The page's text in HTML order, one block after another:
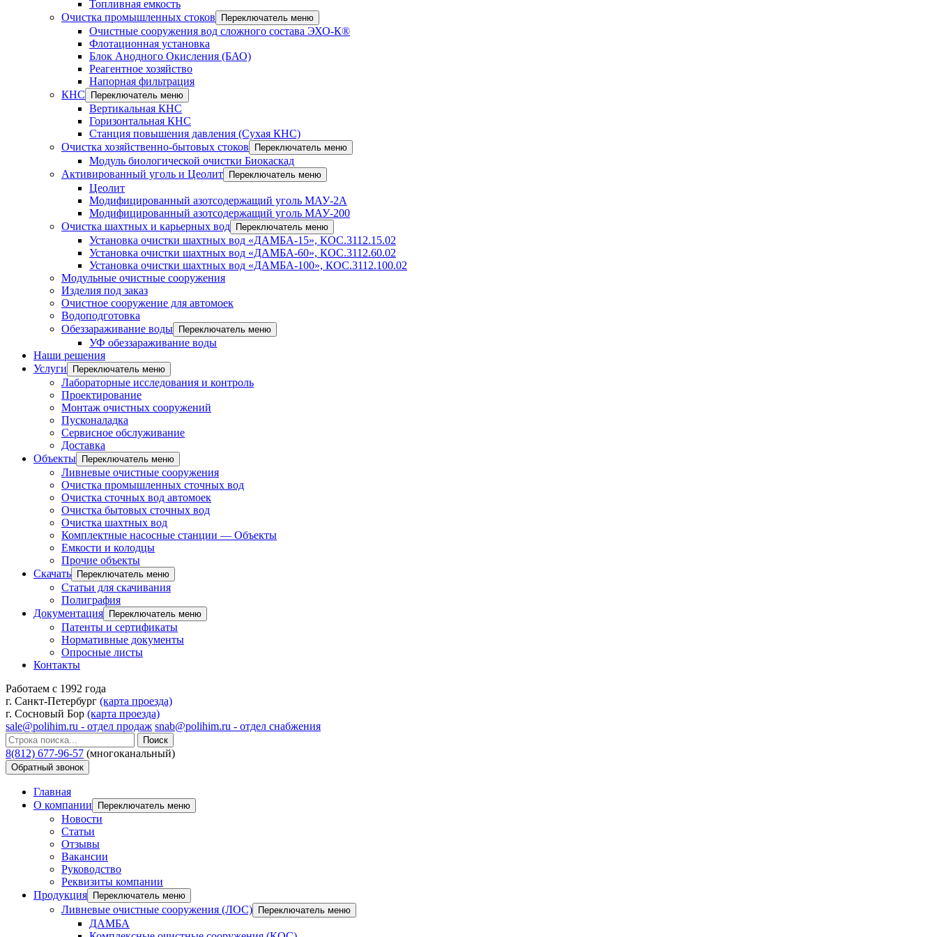
Топливная емкость
Очистка промышленных стоков
Переключатель меню
Очистные сооружения вод сложного состава ЭХО-К®
Флотационная установка
Блок Анодного Окисления (БАО)
Реагентное хозяйство
Напорная фильтрация
КНС
Переключатель меню
Вертикальная КНС
Горизонтальная КНС
Станция повышения давления (Сухая КНС)
Очистка хозяйственно-бытовых стоков
Переключатель меню
Модуль биологической очистки Биокаскад
Активированный уголь и Цеолит
Переключатель меню
Цеолит
Модифицированный азотсодержащий уголь МАУ-2А
Модифицированный азотсодержащий уголь МАУ-200
Очистка шахтных и карьерных вод
Переключатель меню
Установка очистки шахтных вод «ДАМБА-15», КОС.3112.15.02
Установка очистки шахтных вод «ДАМБА-60», КОС.3112.60.02
Установка очистки шахтных вод «ДАМБА-100», КОС.3112.100.02
Модульные очистные сооружения
Изделия под заказ
Очистное сооружение для автомоек
Водоподготовка
Обеззараживание воды
Переключатель меню
УФ обеззараживание воды
Наши решения
Услуги
Переключатель меню
Лабораторные исследования и контроль
Проектирование
Монтаж очистных сооружений
Пусконаладка
Сервисное обслуживание
Доставка
Объекты
Переключатель меню
Ливневые очистные сооружения
Очистка промышленных сточных вод
Очистка сточных вод автомоек
Очистка бытовых сточных вод
Очистка шахтных вод
Комплектные насосные станции — Объекты
Емкости и колодцы
Прочие объекты
Скачать
Переключатель меню
Статьи для скачивания
Полиграфия
Документация
Переключатель меню
Патенты и сертификаты
Нормативные документы
Опросные листы
Контакты
Работаем с 1992 года
г. Санкт-Петербург (карта проезда)
г. Сосновый Бор (карта проезда)
sale@polihim.ru - отдел продаж snab@polihim.ru - отдел снабжения
Поиск
8(812) 677-96-57 (многоканальный)
Обратный звонок
Главная
О компании
Переключатель меню
Новости
Статьи
Отзывы
Вакансии
Руководство
Реквизиты компании
Продукция
Переключатель меню
Ливневые очистные сооружения (ЛОС) Переключатель меню
ДАМБА